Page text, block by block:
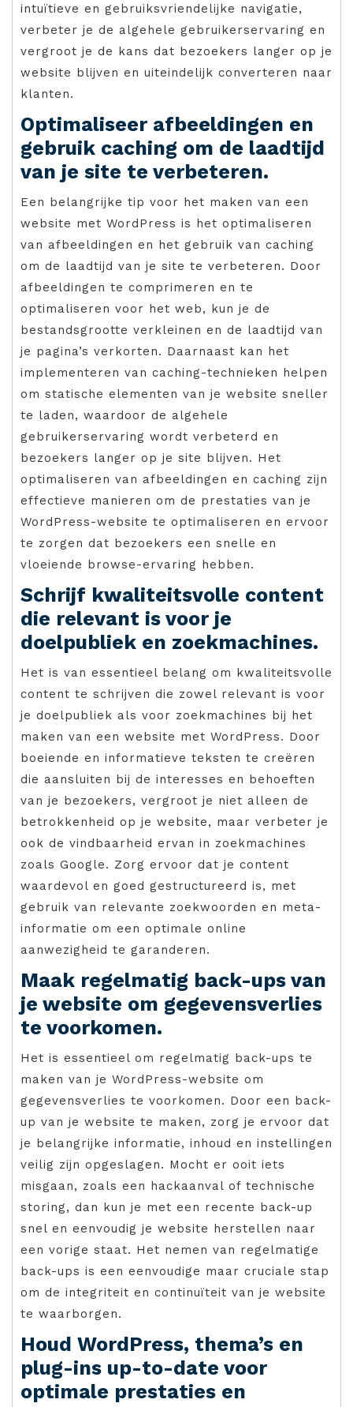
intuïtieve en gebruiksvriendelijke navigatie,
verbeter je de algehele gebruikerservaring en
vergroot je de kans dat bezoekers langer op je
website blijven en uiteindelijk converteren naar
klanten.
Optimaliseer afbeeldingen en
gebruik caching om de laadtijd
van je site te verbeteren.
Een belangrijke tip voor het maken van een
website met WordPress is het optimaliseren
van afbeeldingen en het gebruik van caching
om de laadtijd van je site te verbeteren. Door
afbeeldingen te comprimeren en te
optimaliseren voor het web, kun je de
bestandsgrootte verkleinen en de laadtijd van
je pagina’s verkorten. Daarnaast kan het
implementeren van caching-technieken helpen
om statische elementen van je website sneller
te laden, waardoor de algehele
gebruikerservaring wordt verbeterd en
bezoekers langer op je site blijven. Het
optimaliseren van afbeeldingen en caching zijn
effectieve manieren om de prestaties van je
WordPress-website te optimaliseren en ervoor
te zorgen dat bezoekers een snelle en
vloeiende browse-ervaring hebben.
Schrijf kwaliteitsvolle content
die relevant is voor je
doelpubliek en zoekmachines.
Het is van essentieel belang om kwaliteitsvolle
content te schrijven die zowel relevant is voor
je doelpubliek als voor zoekmachines bij het
maken van een website met WordPress. Door
boeiende en informatieve teksten te creëren
die aansluiten bij de interesses en behoeften
van je bezoekers, vergroot je niet alleen de
betrokkenheid op je website, maar verbeter je
ook de vindbaarheid ervan in zoekmachines
zoals Google. Zorg ervoor dat je content
waardevol en goed gestructureerd is, met
gebruik van relevante zoekwoorden en meta-
informatie om een optimale online
aanwezigheid te garanderen.
Maak regelmatig back-ups van
je website om gegevensverlies
te voorkomen.
Het is essentieel om regelmatig back-ups te
maken van je WordPress-website om
gegevensverlies te voorkomen. Door een back-
up van je website te maken, zorg je ervoor dat
je belangrijke informatie, inhoud en instellingen
veilig zijn opgeslagen. Mocht er ooit iets
misgaan, zoals een hackaanval of technische
storing, dan kun je met een recente back-up
snel en eenvoudig je website herstellen naar
een vorige staat. Het nemen van regelmatige
back-ups is een eenvoudige maar cruciale stap
om de integriteit en continuïteit van je website
te waarborgen.
Houd WordPress, thema’s en
plug-ins up-to-date voor
optimale prestaties en